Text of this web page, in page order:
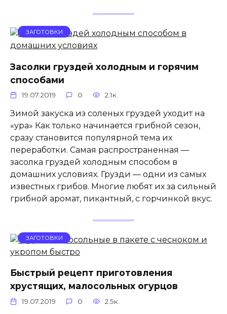
ЗАГОТОВКИ
Засолки груздей холодным и горячим
способами
19.07.2019 0 2.1к.
Зимой закуска из соленых груздей уходит на
«ура» Как только начинается грибной сезон,
сразу становится популярной тема их
переработки. Самая распространенная —
засолка груздей холодным способом в
домашних условиях. Грузди — одни из самых
известных грибов. Многие любят их за сильный
грибной аромат, пикантный, с горчинкой вкус.
ЗАГОТОВКИ
Быстрый рецепт приготовления
хрустящих, малосольных огурцов
19.07.2019 0 2.5к.